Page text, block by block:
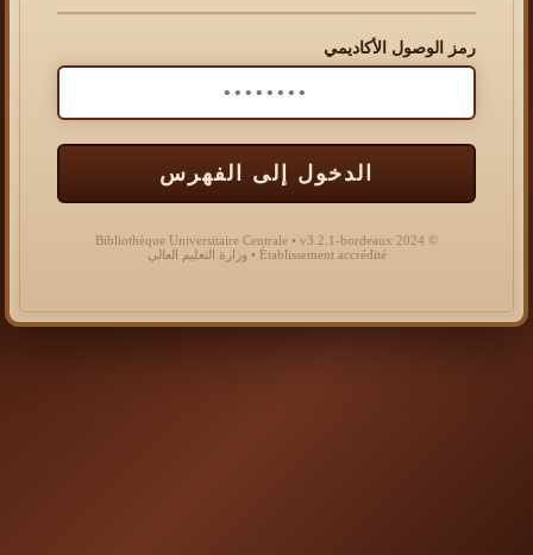
رمز الوصول الأكاديمي
الدخول إلى الفهرس
© 2024 Bibliothèque Universitaire Centrale • v3.2.1-bordeaux
Établissement accrédité • وزارة التعليم العالي